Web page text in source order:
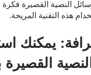
النصية القصيرة
هذه التقنية المريحة.
يمكنك